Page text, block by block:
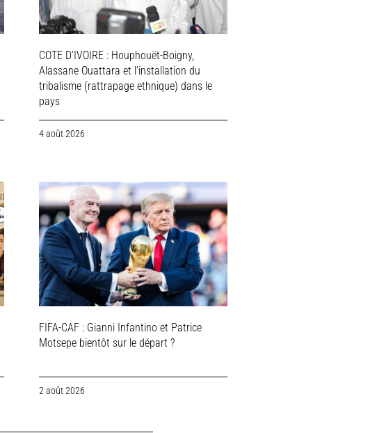
COTE D’IVOIRE : Houphouët-Boigny,
Alassane Ouattara et l’installation du
tribalisme (rattrapage ethnique) dans le
pays
4 août 2026
FIFA-CAF : Gianni Infantino et Patrice
Motsepe bientôt sur le départ ?
2 août 2026